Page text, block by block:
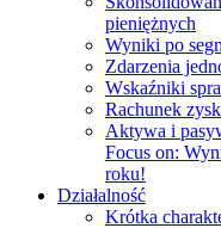
pieniężnych
Wyniki po
Zdarzenia
Wskaźniki
Rachunek
Aktywa i
Focus on:
roku!
Działalność
Krótka